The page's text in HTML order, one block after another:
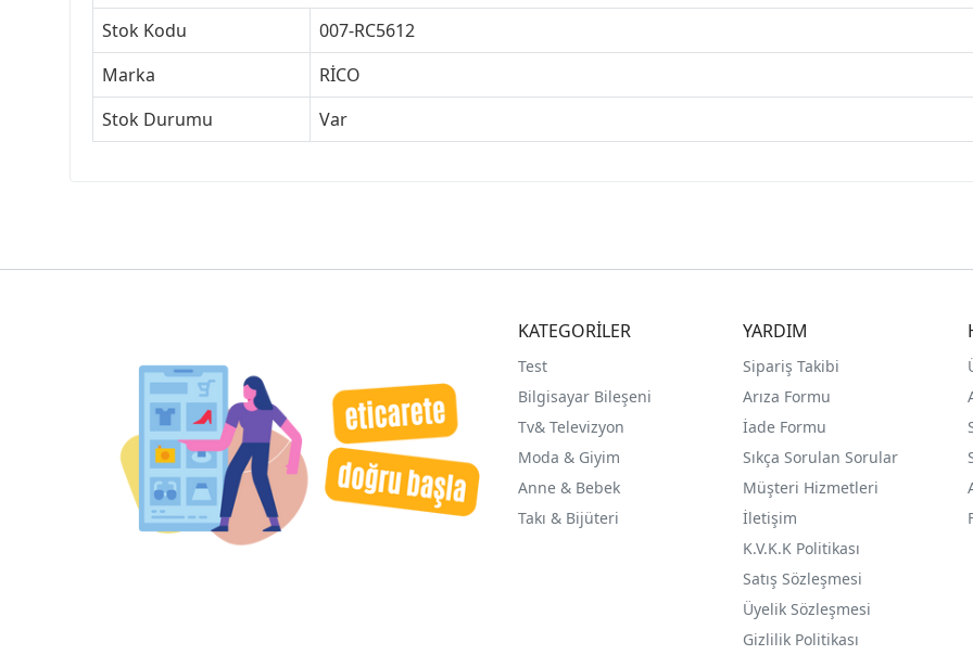
Stok Kodu
007-RC5612
Marka
RİCO
Stok Durumu
Var
KATEGORİLER
Test
Bilgisayar Bileşeni
Tv& Televizyon
Moda & Giyim
Anne & Bebek
Takı & Bijüteri
YARDIM
Sipariş Takibi
Arıza Formu
İade Formu
Sıkça Sorulan Sorular
Müşteri Hizmetleri
İletişim
K.V.K.K Politikası
Satış Sözleşmesi
Üyelik Sözleşmesi
Gizlilik Politikası